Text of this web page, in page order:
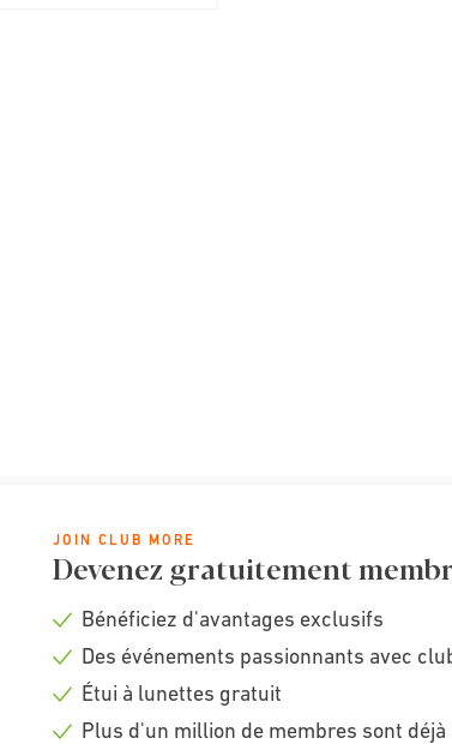
JOIN CLUB MORE
Devenez gratuitement
Check
Bénéficiez d'avantages exclusifs
Check
Des événements passionnants avec
Check
Étui à lunettes gratuit
Plus d'un million de membres sont déjà